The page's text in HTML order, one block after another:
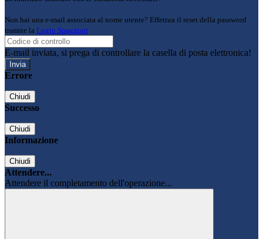
Non hai una e-mail associata al nome utente? Effettua il reset della password
tramite la Login Spaggiari
E-mail inviata, si prega di controllare la casella di posta elettronica!
Errore
Chiudi
Successo
Chiudi
Informazione
Chiudi
Attendere...
Attendere il completamento dell'operazione...